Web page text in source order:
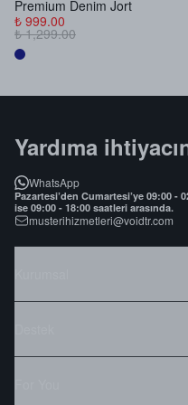
Premium Denim Jort
₺ 999.00
₺ 1,299.00
Yardıma
WhatsApp
Pazartesi’den Cumartesi’ye 09:00 -
ise 09:00 - 18:00 saatleri arasında.
musterihizmetleri@voidtr.com